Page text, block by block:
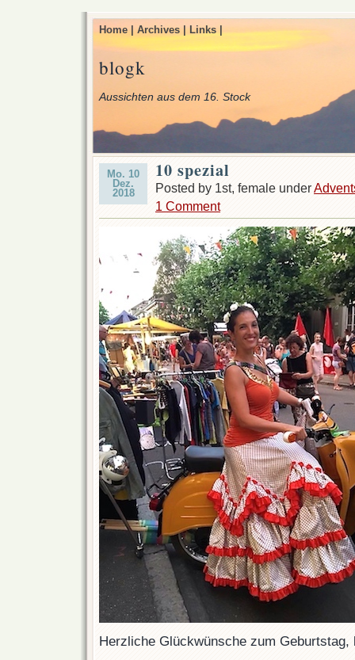
Home | Archives | Links |
blogk
Aussichten aus dem 16. Stock
Mo. 10
Dez.
2018
10 spezial
Posted by 1st, female under
1 Comment
Herzliche Glückwünsche zum Geburtstag,